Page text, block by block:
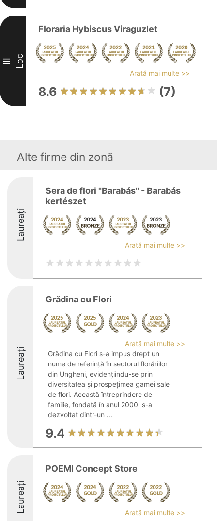
III Loc
Floraria Hybiscus Viraguzlet
Arată mai multe >>
8.6 (7)
Alte firme din zonă
Laureați
Sera de flori "Barabás" - Barabás
kertészet
Arată mai multe >>
Laureați
Grădina cu Flori
Arată mai multe >>
Grădina cu Flori s-a impus drept un
nume de referință în sectorul florăriilor
din Ungheni, evidențiindu-se prin
diversitatea și prospețimea gamei sale
de flori. Această întreprindere de
familie, fondată în anul 2000, s-a
dezvoltat dintr-un ...
9.4
Laureați
POEMI Concept Store
Arată mai multe >>